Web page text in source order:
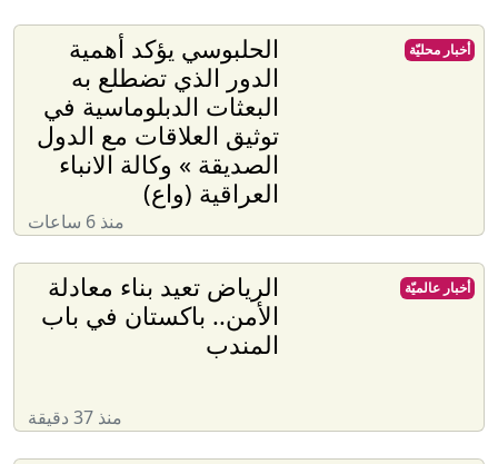
الحلبوسي يؤكد أهمية
الدور الذي تضطلع به
البعثات الدبلوماسية في
توثيق العلاقات مع الدول
الصديقة » وكالة الانباء
العراقية (واع)
منذ 6 ساعات
أخبار محليّة
الرياض تعيد بناء معادلة
الأمن.. باكستان في باب
المندب
منذ 37 دقيقة
أخبار عالميّة